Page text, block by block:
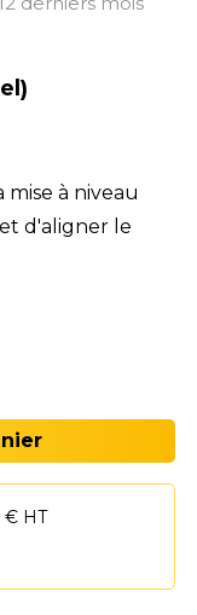
mise à niveau
d'aligner le
€ HT